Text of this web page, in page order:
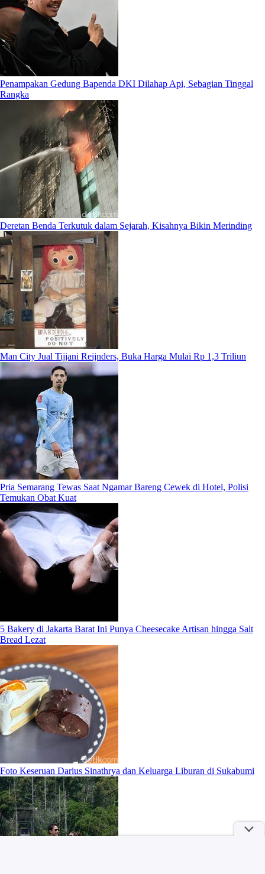
Penampakan Gedung Bapenda DKI Dilahap Api, Sebagian Tinggal
Rangka
Deretan Benda Terkutuk dalam Sejarah, Kisahnya Bikin Merinding
Man City Jual Tijjani Reijnders, Buka Harga Mulai Rp 1,3 Triliun
Pria Semarang Tewas Saat Ngamar Bareng Cewek di Hotel, Polisi
Temukan Obat Kuat
5 Bakery di Jakarta Barat Ini Punya Cheesecake Artisan hingga Salt
Bread Lezat
Foto Keseruan Darius Sinathrya dan Keluarga Liburan di Sukabumi